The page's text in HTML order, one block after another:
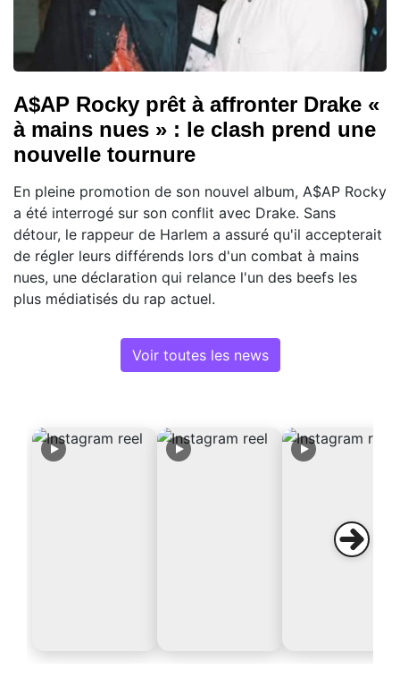
A$AP Rocky prêt à affronter Drake «
à mains nues » : le clash prend une
nouvelle tournure
En pleine promotion de son nouvel album, A$AP Rocky
a été interrogé sur son conflit avec Drake. Sans
détour, le rappeur de Harlem a assuré qu'il accepterait
de régler leurs différends lors d'un combat à mains
nues, une déclaration qui relance l'un des beefs les
plus médiatisés du rap actuel.
Voir toutes les news